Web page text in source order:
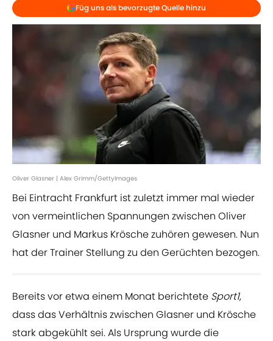
Füg uns als bevorzugte Quelle hinzu
Oliver Glasner | Alex Grimm/GettyImages
Bei Eintracht Frankfurt ist zuletzt immer mal wieder
von vermeintlichen Spannungen zwischen Oliver
Glasner und Markus Krösche zuhören gewesen. Nun
hat der Trainer Stellung zu den Gerüchten bezogen.
Bereits vor etwa einem Monat berichtete Sport1,
dass das Verhältnis zwischen Glasner und Krösche
stark abgekühlt sei. Als Ursprung wurde die